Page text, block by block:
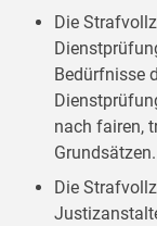
Die
Bedürfnisse
nach fairen,
Grundsätzen.
Die